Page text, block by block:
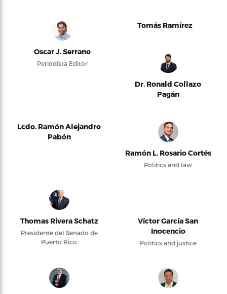
Oscar J. Serrano
Periodista Editor
Tomás Ramírez
Dr. Ronald Collazo
Pagán
Lcdo. Ramón Alejandro
Pabón
Ramón L. Rosario Cortés
Politics and law
Thomas Rivera Schatz
Presidente del Senado de
Puerto Rico
Víctor García San
Inocencio
Politics and justice